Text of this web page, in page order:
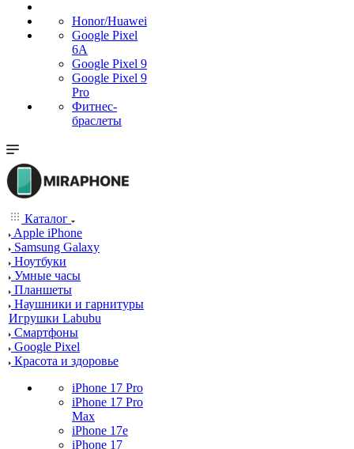
Honor/Huawei
Google Pixel
6A
Google Pixel 9
Google Pixel 9
Pro
Фитнес-
браслеты
Каталог
Apple iPhone
Samsung Galaxy
Ноутбуки
Умные часы
Планшеты
Наушники и гарнитуры
Игрушки Labubu
Смартфоны
Google Pixel
Красота и здоровье
iPhone 17 Pro
iPhone 17 Pro
Max
iPhone 17e
iPhone 17